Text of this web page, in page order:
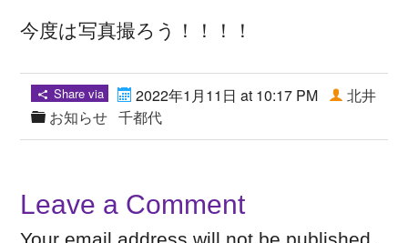
今度は写真撮ろう！！！！
Share via
2022年1月11日 at 10:17 PM
お知らせ
北井
千都代
Leave a Comment